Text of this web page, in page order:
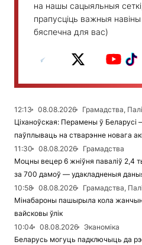
на нашы сацыяльныя
прапусціць важныя навіны
бяспечна для вас)
12:13 08.08.2026
Грамадства,
Ціханоўская: Перамены ў
паўплываць на стварэнне новага
11:30
08.08.2026
Грамадства
Моцны вецер 6 жніўня паваліў 2,4
за 700 дамоў — удакладненыя
10:58
08.08.2026
Грамадства,
Мінабароны пашырыла кола
вайсковы ўлік
10:04
08.08.2026
Эканоміка
Беларусь могуць падключыць да